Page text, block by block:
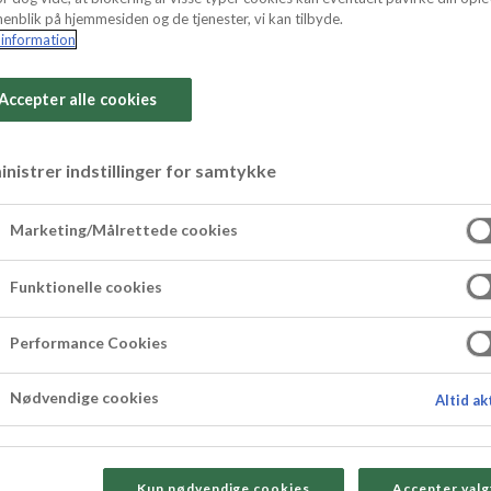
blandt børnene og den flotte pynt skaber
edderkoppespind og
af tøndenog se de små ansigter lyse op,
på hjemmesiden og de tjenester, vi kan tilbyde.
alle cookies
indstillinger for samtykke
Marketing/Målrettede cookies
Funktionelle cookies
Performance Cookies
Nødvendige cookies Altid